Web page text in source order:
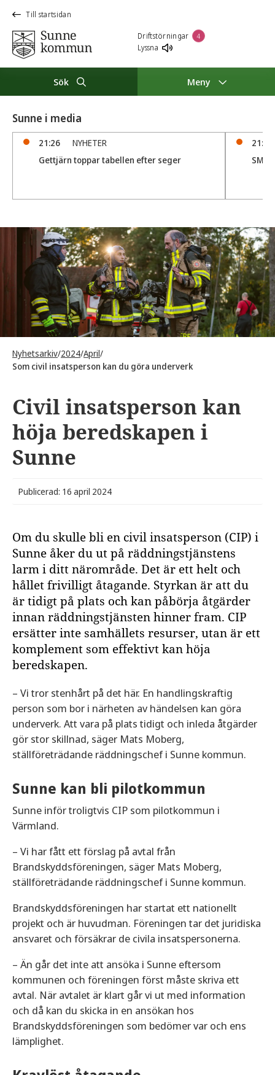
Till startsidan
Driftstörningar 4
Lyssna
Sök Meny
Sunne i media
21:26
NYHETER
Gettjärn toppar tabellen efter seger
21:05
SM
Nyhetsarkiv/2024/April/
Som civil insatsperson kan du göra underverk
Civil insatsperson kan
höja beredskapen i
Sunne
Publicerad: 16 april 2024
Om du skulle bli en civil insatsperson (CIP) i
Sunne åker du ut på räddningstjänstens
larm i ditt närområde. Det är ett helt och
hållet frivilligt åtagande. Styrkan är att du
är tidigt på plats och kan påbörja åtgärder
innan räddningstjänsten hinner fram. CIP
ersätter inte samhällets resurser, utan är ett
komplement som effektivt kan höja
beredskapen.
– Vi tror stenhårt på det här. En handlingskraftig
person som bor i närheten av händelsen kan göra
underverk. Att vara på plats tidigt och inleda åtgärder
gör stor skillnad, säger Mats Moberg,
ställföreträdande räddningschef i Sunne kommun.
Sunne kan bli pilotkommun
Sunne inför troligtvis CIP som pilotkommun i
Värmland.
– Vi har fått ett förslag på avtal från
Brandskyddsföreningen, säger Mats Moberg,
ställföreträdande räddningschef i Sunne kommun.
Brandskyddsföreningen har startat ett nationellt
projekt och är huvudman. Föreningen tar det juridiska
ansvaret och försäkrar de civila insatspersonerna.
– Än går det inte att ansöka i Sunne eftersom
kommunen och föreningen först måste skriva ett
avtal. När avtalet är klart går vi ut med information
och då kan du skicka in en ansökan hos
Brandskyddsföreningen som bedömer var och ens
lämplighet.